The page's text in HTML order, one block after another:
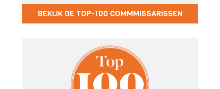
BEKIJK DE TOP-100 COMMMISSARISSEN